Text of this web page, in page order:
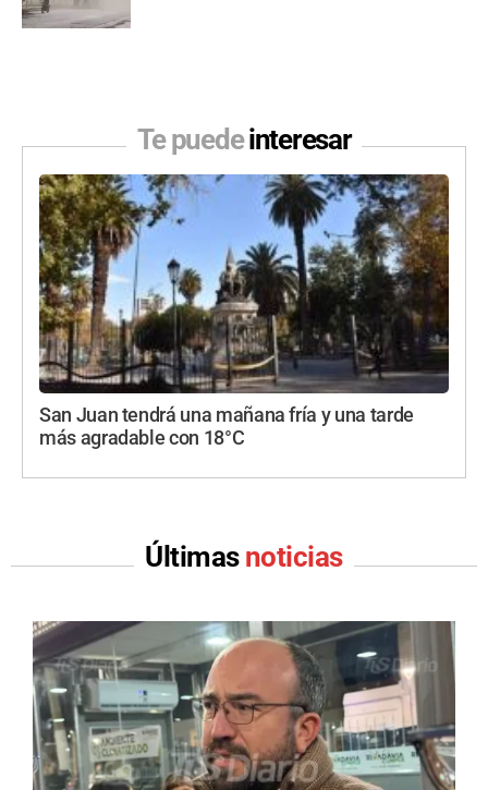
Te puedeinteresar
San Juan tendrá una mañana fría y una tarde
más agradable con 18°C
Últimas noticias